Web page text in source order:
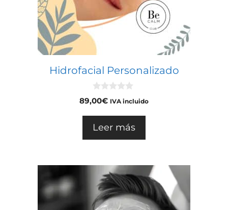
Hidrofacial Personalizado
0
d
89,00€ IVA incluido
Leer más